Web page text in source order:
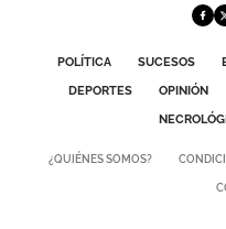
POLÍTICA SUCESOS
DEPORTES
OPINIÓN
¿QUIÉNES SOMOS?